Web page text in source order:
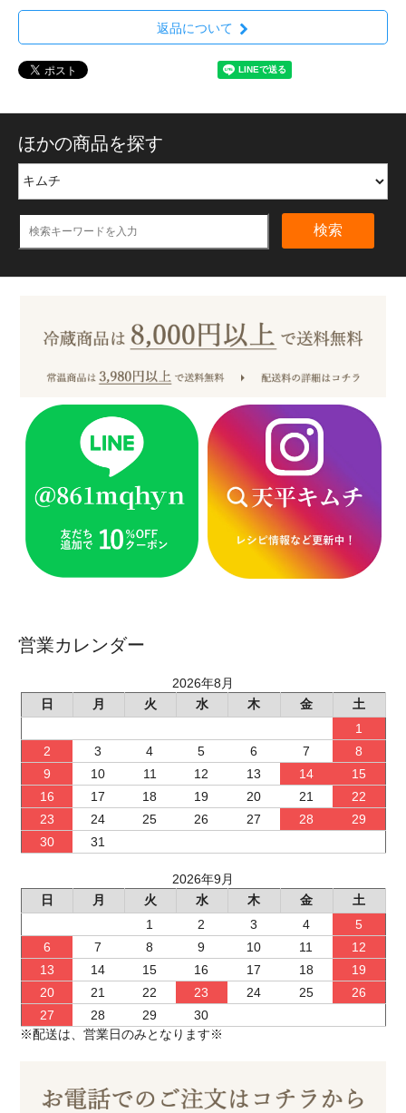
返品について
ほかの商品を探す
検索
営業カレンダー
2026年8月
日
月 火 水 木 金
土
1
2
3 4 5 6 7
8
9
10 11 12 13 14
15
16
17 18 19 20 21
22
23
24 25 26 27 28
29
30
31
2026年9月
日
月 火 水 木 金
土
1
2 3 4
5
6
7 8 9 10 11
12
13
14 15 16 17 18
19
20
21 22 23 24 25
26
27
28 29
30
※配送は、営業日のみとなります※